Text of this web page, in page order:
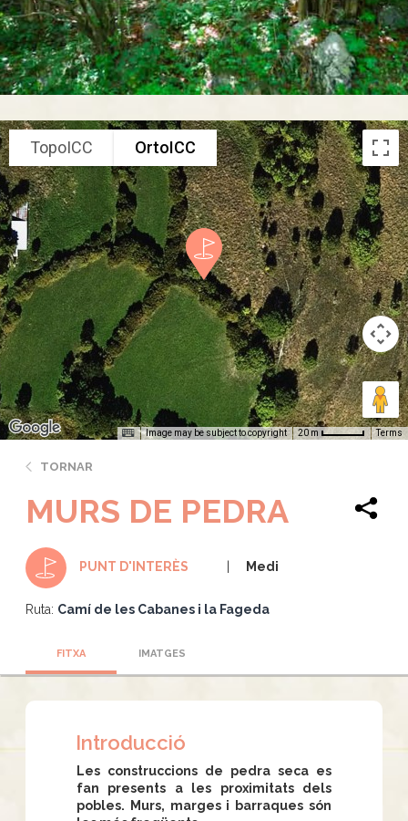
TopoICC OrtoICC
Image may be subject to copyright 20 m Terms
TORNAR
MURS DE PEDRA
PUNT D'INTERÈS Medi
Ruta: Camí de les Cabanes i la Fageda
FITXA IMATGES
Introducció
Les construccions de pedra seca es
fan presents a les proximitats dels
pobles. Murs, marges i barraques són